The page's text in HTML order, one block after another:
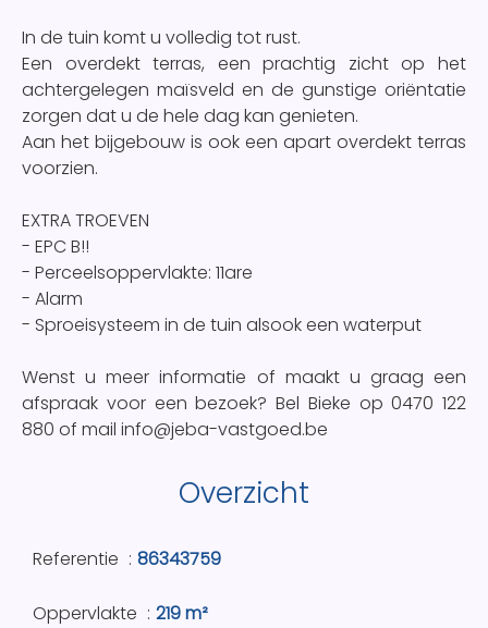
In de tuin komt u volledig tot rust.
Een overdekt terras, een prachtig zicht op het
achtergelegen maïsveld en de gunstige oriëntatie
zorgen dat u de hele dag kan genieten.
Aan het bijgebouw is ook een apart overdekt terras
voorzien.
EXTRA TROEVEN
- EPC B!!
- Perceelsoppervlakte: 11are
- Alarm
- Sproeisysteem in de tuin alsook een waterput
Wenst u meer informatie of maakt u graag een
afspraak voor een bezoek? Bel Bieke op 0470 122
880 of mail info@jeba-vastgoed.be
Overzicht
Referentie 86343759
Oppervlakte 219 m²